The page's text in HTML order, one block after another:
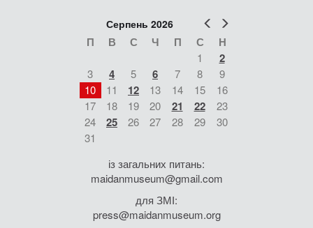
Попер
Серпень 2026
П В С Ч П С Н
1 2
3 4 5 6 7 8
9
10
11 12 13 14 15
16
17
18 19 20 21 22
23
24
25 26 27 28 29
30
31
із загальних питань:
maidanmuseum@gmail.com
для ЗМІ:
press@maidanmuseum.org